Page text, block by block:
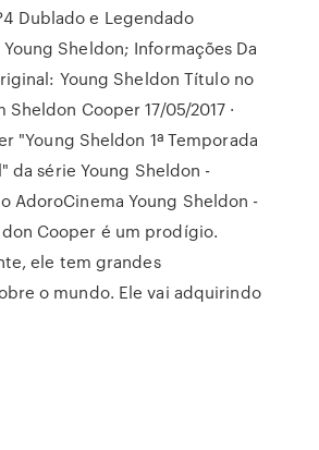
Dublado e Legendado
Sheldon; Informações Da
Young Sheldon Título no
Sheldon Cooper 17/05/2017 ·
"Young Sheldon 1ª Temporada
da série Young Sheldon -
AdoroCinema Young Sheldon -
Cooper é um prodígio.
ele tem grandes
o mundo. Ele vai adquirindo